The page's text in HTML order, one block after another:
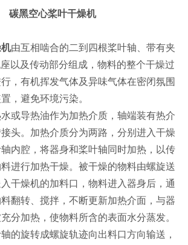
碳黑空心桨叶干燥机
由互相啮合的二到四根桨叶轴、带有夹
以及传动部分组成，物料的整个干燥过
，有机挥发气体及异味气体在密闭氛围
，避免环境污染。
或导热油作为加热介质，轴端装有热介
头。加热介质分为两路，分别进入干燥
内腔，将器身和桨叶轴同时加热，以传
进行加热干燥。被干燥的物料由螺旋送
干燥机的加料口，物料进入器身后，通
翻转、搅拌，不断更新加热介面，与器
分加热，使物料所含的表面水分蒸发。
的旋转成螺旋轨迹向出料口方向输送，